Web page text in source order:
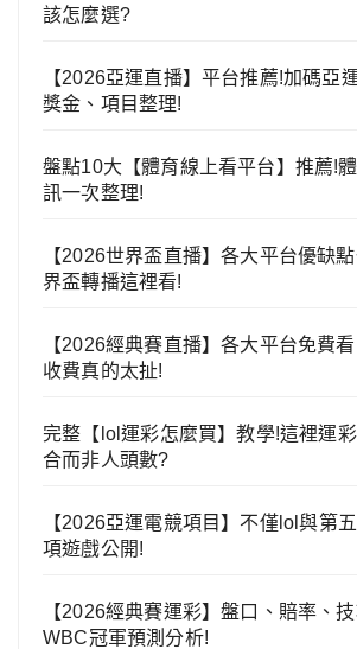
該怎麼選?
【2026亞運直播】平台推薦!加碼亞
獎金、項目整理!
盤點10大【體育線上看平台】推薦!
訊一次整理!
【2026世界盃直播】各大平台優缺
界盃轉播這裡看!
【2026經典賽直播】各大平台免費
收費真的太扯!
完整【lol運彩怎麼買】教學!這裡運
合而非人頭數?
【2026亞運電競項目】不僅lol與第
項遊戲公開!
【2026經典賽運彩】盤口、賠率、
WBC冠軍預測分析!